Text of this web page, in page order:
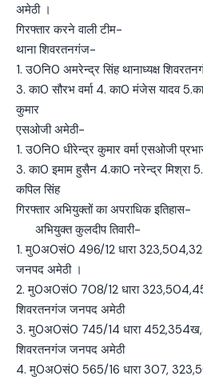
अमेठी ।
गिरफ्तार करने वाली टीम-
थाना शिवरतनगंज-
1. उ0नि0 अमरेन्द्र सिंह थानाध्यक्ष
3. का0 सौरभ वर्मा 4. का0 मंजेस यादव
कुमार
एसओजी अमेठी-
1. उ0नि0 धीरेन्द्र कुमार वर्मा एसओजी
3. का0 इमाम हुसैन 4.का0 नरेन्द्र मिश्रा
कपिल सिंह
गिरफ्तार अभियुक्तों का अपराधिक इतिहास-
अभियुक्त कुलदीप तिवारी-
1. मु0अ0सं0 496/12 धारा
जनपद अमेठी ।
2. मु0अ0सं0 708/12 धारा
शिवरतनगंज जनपद अमेठी
3. मु0अ0सं0 745/14 धारा
शिवरतनगंज जनपद अमेठी
4. मु0अ0सं0 565/16 धारा 307,